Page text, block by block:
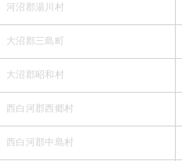
河沼郡湯川村
大沼郡三島町
大沼郡昭和村
西白河郡西郷村
西白河郡中島村